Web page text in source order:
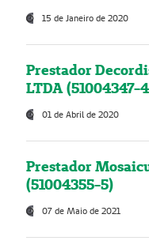
15 de Janeiro de 2020
Prestador
LTDA (51004347-
01 de Abril de 2020
Prestador
(51004355-5)
07 de Maio de 2021